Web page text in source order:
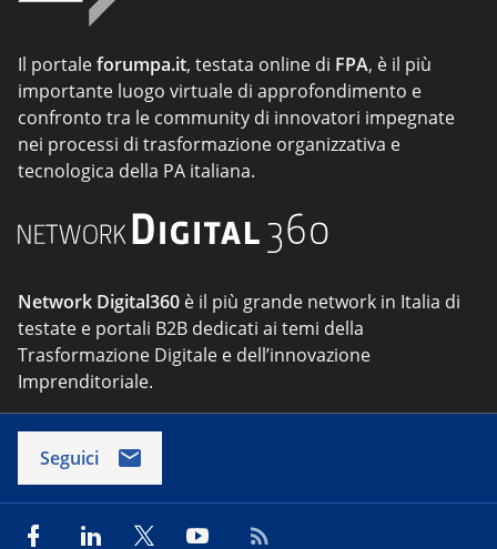
Il portaleforumpa.it, testata online di FPA, è il più
importante luogo virtuale di approfondimento e
confronto tra le community di innovatori impegnate
nei processi di trasformazione organizzativa e
tecnologica della PA italiana.
Network Digital360 è il più grande network in Italia di
testate e portali B2B dedicati ai temi della
Trasformazione Digitale e dell’innovazione
Imprenditoriale.
Seguici